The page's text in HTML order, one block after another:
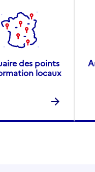
des points
locaux